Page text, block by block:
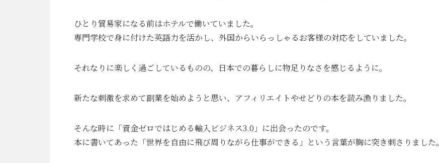
ひとり貿易家になる前はホテルで働いていました。
専門学校で身に付けた英語力を活かし、外国からいらっしゃるお客様の対応をしていました。
それなりに楽しく過ごしているものの、日本での暮らしに物足りなさを感じるように。
新たな刺激を求めて副業を始めようと思い、アフィリエイトやせどりの本を読み漁りました。
そんな時に「資金ゼロではじめる輸入ビジネス3.0」に出会ったのです。
本に書いてあった「世界を自由に飛び周りながら仕事ができる」という言葉が胸に突き刺さりました。